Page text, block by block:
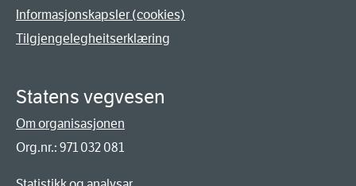
Informasjonskapsler (cookies)
Tilgjengelegheitserklæring
Statens vegvesen
Om organisasjonen
Org.nr.: 971 032 081